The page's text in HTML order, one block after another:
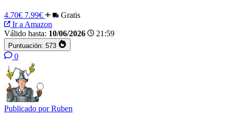
4.70€ 7.99€
Gratis
Ir a Amazon
Válido hasta: 10/06/2026 21:59
Puntuación: 573
0
Publicado porRuben